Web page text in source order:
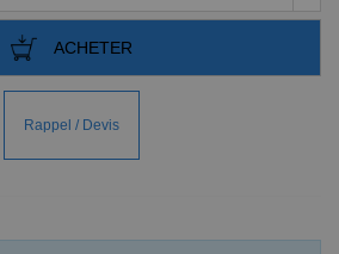
ACHETER